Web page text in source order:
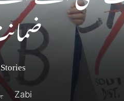
Zabi